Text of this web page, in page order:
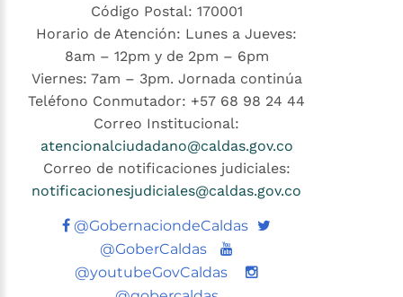
Código Postal: 170001
Horario de Atención: Lunes a Jueves:
8am – 12pm y de 2pm – 6pm
Viernes: 7am – 3pm. Jornada continúa
Teléfono Conmutador: +57 68 98 24 44
Correo Institucional:
atencionalciudadano@caldas.gov.co
Correo de notificaciones judiciales:
notificacionesjudiciales@caldas.gov.co
@GobernaciondeCaldas Twitter
@GoberCaldas
Youtube
@youtubeGovCaldas